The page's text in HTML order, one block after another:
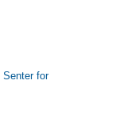
Senter for